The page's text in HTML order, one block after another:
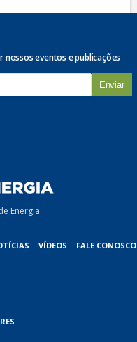
nossos eventos e publicações
Energia
VÍDEOS FALE CONOSCO